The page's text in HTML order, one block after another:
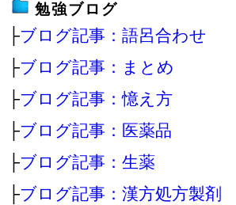
勉強ブログ
├ブログ記事：語呂合わせ
├ブログ記事：まとめ
├ブログ記事：憶え方
├ブログ記事：医薬品
├ブログ記事：生薬
├ブログ記事：漢方処方製剤